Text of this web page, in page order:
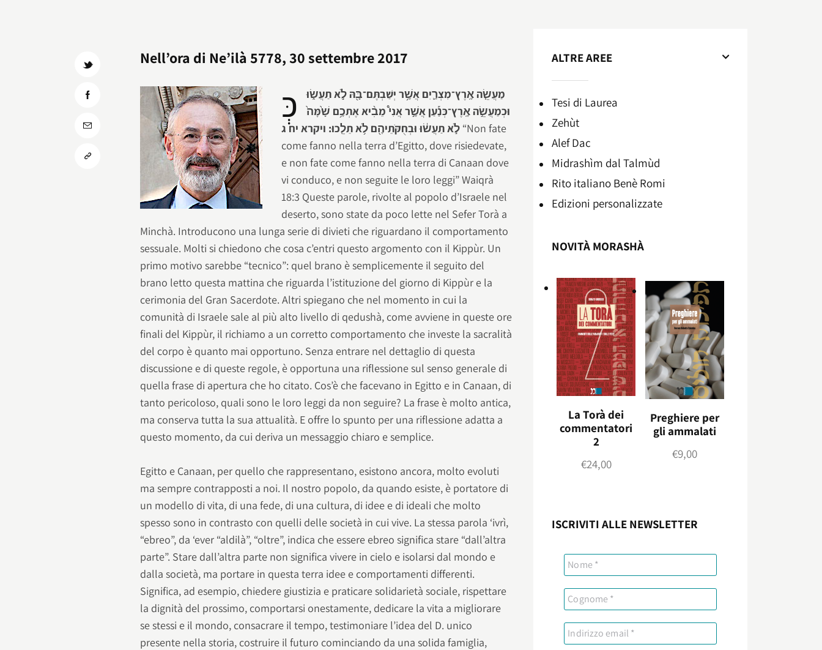
Nell’ora di Ne’ilà 5778, 30 settembre 2017
כְּ
מַעֲשֵׂ֧ה אֶֽרֶץ־מִצְרַ֛יִם אֲשֶׁ֥ר יְשַׁבְתֶּם־בָּ֖הּ לֹ֣א תַעֲשׂ֑וּ
וּכְמַעֲשֵׂ֣ה אֶֽרֶץ־כְּנַ֡עַן אֲשֶׁ֣ר אֲנִי֩ מֵבִ֨יא אֶתְכֶ֥ם שָׁ֙מָּה֙
לֹ֣א תַעֲשׂ֔וּ וּבְחֻקֹּתֵיהֶ֖ם לֹ֥א תֵלֵֽכוּ: ויקרא יח ג “Non fate
come fanno nella terra d’Egitto, dove risiedevate,
e non fate come fanno nella terra di Canaan dove
vi conduco, e non seguite le loro leggi” Waiqrà
18:3 Queste parole, rivolte al popolo d’Israele nel
deserto, sono state da poco lette nel Sefer Torà a
Minchà. Introducono una lunga serie di divieti che riguardano il comportamento
sessuale. Molti si chiedono che cosa c’entri questo argomento con il Kippùr. Un
primo motivo sarebbe “tecnico”: quel brano è semplicemente il seguito del
brano letto questa mattina che riguarda l’istituzione del giorno di Kippùr e la
cerimonia del Gran Sacerdote. Altri spiegano che nel momento in cui la
comunità di Israele sale al più alto livello di qedushà, come avviene in queste ore
finali del Kippùr, il richiamo a un corretto comportamento che investe la sacralità
del corpo è quanto mai opportuno. Senza entrare nel dettaglio di questa
discussione e di queste regole, è opportuna una riflessione sul senso generale di
quella frase di apertura che ho citato. Cos’è che facevano in Egitto e in Canaan, di
tanto pericoloso, quali sono le loro leggi da non seguire? La frase è molto antica,
ma conserva tutta la sua attualità. E offre lo spunto per una riflessione adatta a
questo momento, da cui deriva un messaggio chiaro e semplice.
Egitto e Canaan, per quello che rappresentano, esistono ancora, molto evoluti
ma sempre contrapposti a noi. Il nostro popolo, da quando esiste, è portatore di
un modello di vita, di una fede, di una cultura, di idee e di ideali che molto
spesso sono in contrasto con quelli delle società in cui vive. La stessa parola ‘ivrì,
“ebreo”, da ‘ever “aldilà”, “oltre”, indica che essere ebreo significa stare “dall’altra
parte”. Stare dall’altra parte non significa vivere in cielo e isolarsi dal mondo e
dalla società, ma portare in questa terra idee e comportamenti differenti.
Significa, ad esempio, chiedere giustizia e praticare solidarietà sociale, rispettare
la dignità del prossimo, comportarsi onestamente, dedicare la vita a migliorare
se stessi e il mondo, consacrare il tempo, testimoniare l’idea del D. unico
presente nella storia, costruire il futuro cominciando da una solida famiglia,
ALTRE AREE
Tesi di Laurea
Zehùt
Alef Dac
Midrashìm dal Talmùd
Rito italiano Benè Romi​
Edizioni personalizzate
NOVITÀ MORASHÀ
La Torà dei
commentatori
2
€24,00
Preghiere per
gli ammalati
€9,00
ISCRIVITI ALLE NEWSLETTER